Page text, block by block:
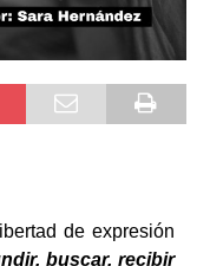
de expresión
buscar, recibir